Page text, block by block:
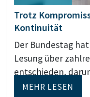
Trotz
Kontinuität
Der Bundestag
Lesung über
entschieden,
MEHR LESEN